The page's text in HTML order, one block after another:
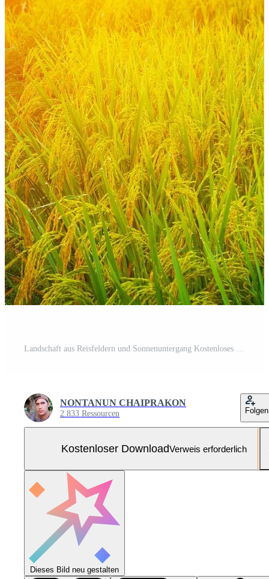
Landschaft aus Reisfeldern und Sonnenuntergang Kostenloses Foto
NONTANUN CHAIPRAKON
2.833 Ressourcen Folgen
Kostenloser DownloadVerweis erforderlich
Dieses Bild neu gestalten